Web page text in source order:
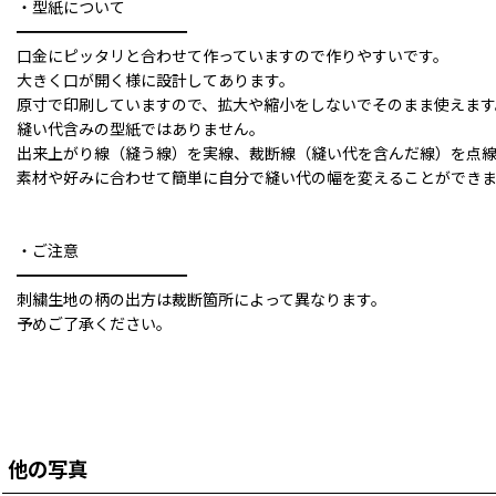
・型紙について
━━━━━━━━━━━
口金にピッタリと合わせて作っていますので作りやすいです。
大きく口が開く様に設計してあります。
原寸で印刷していますので、拡大や縮小をしないでそのまま使えます
縫い代含みの型紙ではありません。
出来上がり線（縫う線）を実線、裁断線（縫い代を含んだ線）を点
素材や好みに合わせて簡単に自分で縫い代の幅を変えることができま
・ご注意
━━━━━━━━━━━
刺繍生地の柄の出方は裁断箇所によって異なります。
予めご了承ください。
他の写真